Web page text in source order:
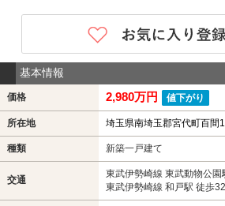
基本情報
価格 2,980万円 値下がり
所在地 埼玉県南埼玉郡宮代町百間1
種類 新築一戸建て
交通
東武伊勢崎線 東武動物公園
東武伊勢崎線 和戸駅 徒歩